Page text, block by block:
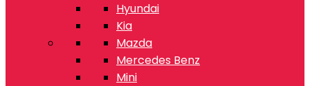
Hyundai
Kia
Mazda
Mercedes Benz
Mini